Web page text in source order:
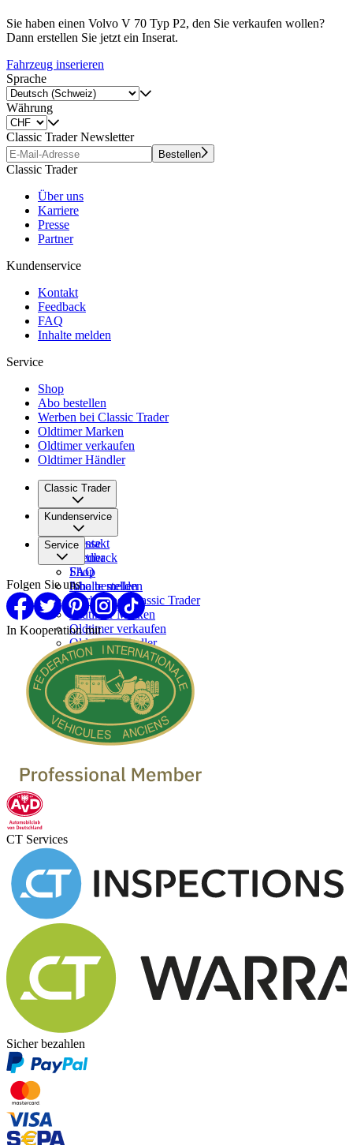
Sie haben einen Volvo V 70 Typ P2, den Sie verkaufen wollen?
Dann erstellen Sie jetzt ein Inserat.
Fahrzeug inserieren
Sprache
Währung
Classic Trader Newsletter
Bestellen
Classic Trader
Über uns
Karriere
Presse
Partner
Kundenservice
Kontakt
Feedback
FAQ
Inhalte melden
Service
Shop
Abo bestellen
Werben bei Classic Trader
Oldtimer Marken
Oldtimer verkaufen
Oldtimer Händler
Classic Trader
Über uns
Karriere
Presse
Partner
Kundenservice
Kontakt
Feedback
FAQ
Inhalte melden
Service
Shop
Abo bestellen
Werben bei Classic Trader
Oldtimer Marken
Oldtimer verkaufen
Oldtimer Händler
Folgen Sie uns
In Kooperation mit
CT Services
Sicher bezahlen